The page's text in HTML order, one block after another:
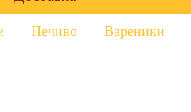
Печиво Вареники